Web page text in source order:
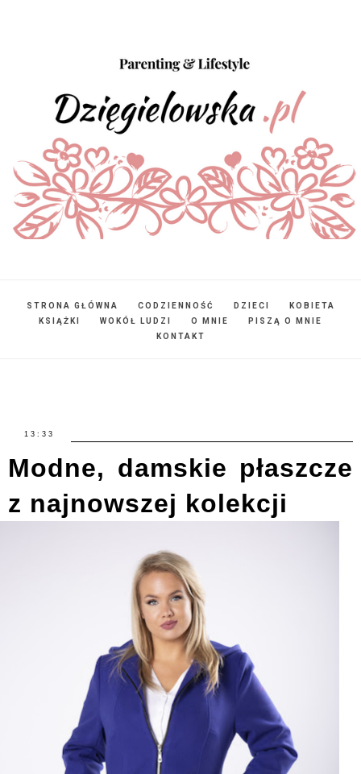
STRONA GŁÓWNA CODZIENNOŚĆ DZIECI
KOBIETA
KSIĄŻKI
WOKÓŁ LUDZI O MNIE
PISZĄ O MNIE
KONTAKT
13:33
Modne, damskie płaszcze
z najnowszej kolekcji